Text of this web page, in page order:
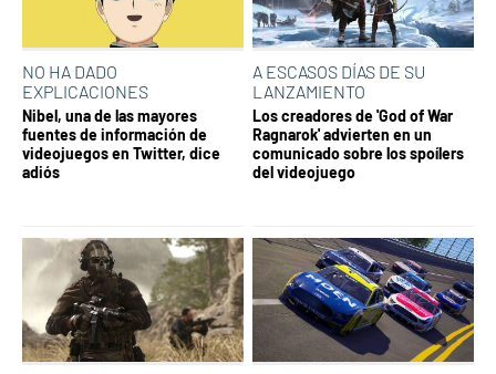
NO HA DADO
EXPLICACIONES
Nibel, una de las mayores
fuentes de información de
videojuegos en Twitter, dice
adiós
A ESCASOS DÍAS DE SU
LANZAMIENTO
Los creadores de 'God of War
Ragnarok' advierten en un
comunicado sobre los spoílers
del videojuego